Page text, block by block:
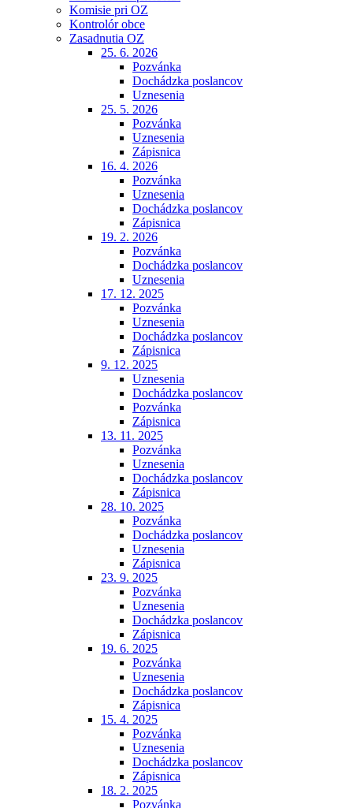
Komisie pri OZ
Kontrolór obce
Zasadnutia OZ
25. 6. 2026
Pozvánka
Dochádzka poslancov
Uznesenia
25. 5. 2026
Pozvánka
Uznesenia
Zápisnica
16. 4. 2026
Pozvánka
Uznesenia
Dochádzka poslancov
Zápisnica
19. 2. 2026
Pozvánka
Dochádzka poslancov
Uznesenia
17. 12. 2025
Pozvánka
Uznesenia
Dochádzka poslancov
Zápisnica
9. 12. 2025
Uznesenia
Dochádzka poslancov
Pozvánka
Zápisnica
13. 11. 2025
Pozvánka
Uznesenia
Dochádzka poslancov
Zápisnica
28. 10. 2025
Pozvánka
Dochádzka poslancov
Uznesenia
Zápisnica
23. 9. 2025
Pozvánka
Uznesenia
Dochádzka poslancov
Zápisnica
19. 6. 2025
Pozvánka
Uznesenia
Dochádzka poslancov
Zápisnica
15. 4. 2025
Pozvánka
Uznesenia
Dochádzka poslancov
Zápisnica
18. 2. 2025
Pozvánka